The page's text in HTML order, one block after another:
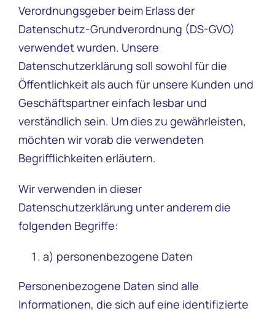
Verordnungsgeber beim Erlass der
Datenschutz-Grundverordnung (DS-GVO)
verwendet wurden. Unsere
Datenschutzerklärung soll sowohl für die
Öffentlichkeit als auch für unsere Kunden und
Geschäftspartner einfach lesbar und
verständlich sein. Um dies zu gewährleisten,
möchten wir vorab die verwendeten
Begrifflichkeiten erläutern.
Wir verwenden in dieser
Datenschutzerklärung unter anderem die
folgenden Begriffe:
a) personenbezogene Daten
Personenbezogene Daten sind alle
Informationen, die sich auf eine identifizierte